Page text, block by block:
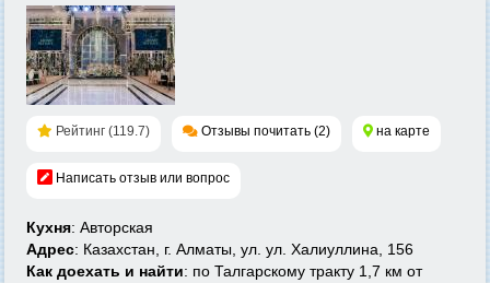
Рейтинг (119.7) Отзывы почитать (2) на карте
Написать отзыв или вопрос
Кухня: Авторская
Адрес: Казахстан, г. Алматы, ул. ул. Халиуллина, 156
Как доехать и найти: по Талгарскому тракту 1,7 км от